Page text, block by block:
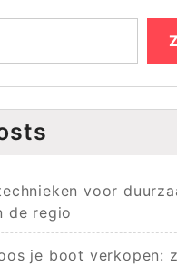
voor
de regio
je boot verkopen: